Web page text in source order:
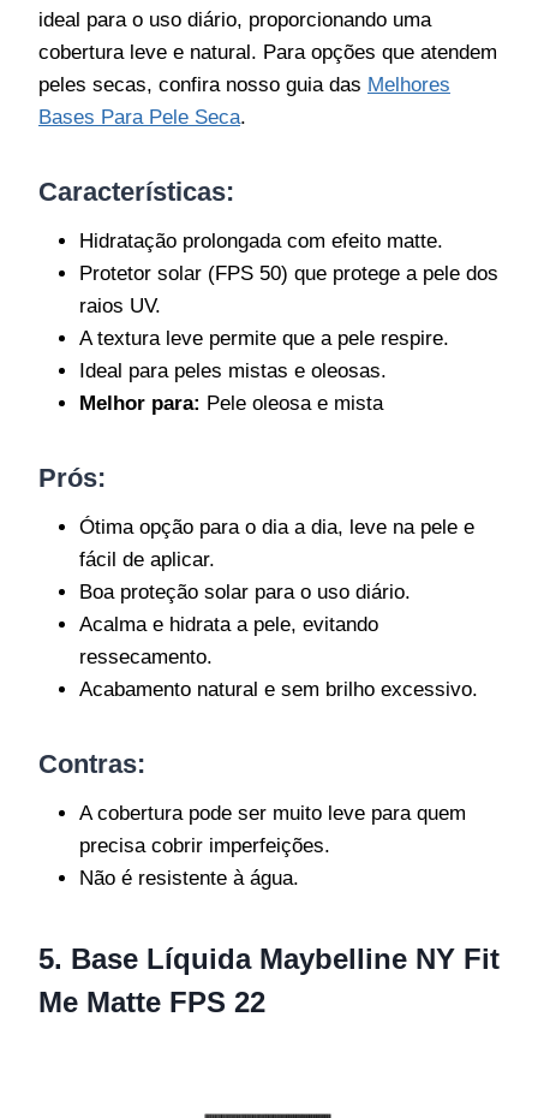
ideal para o uso diário, proporcionando uma
cobertura leve e natural. Para opções que atendem
peles secas, confira nosso guia das Melhores
Bases Para Pele Seca.
Características:
Hidratação prolongada com efeito matte.
Protetor solar (FPS 50) que protege a pele dos
raios UV.
A textura leve permite que a pele respire.
Ideal para peles mistas e oleosas.
Melhor para: Pele oleosa e mista
Prós:
Ótima opção para o dia a dia, leve na pele e
fácil de aplicar.
Boa proteção solar para o uso diário.
Acalma e hidrata a pele, evitando
ressecamento.
Acabamento natural e sem brilho excessivo.
Contras:
A cobertura pode ser muito leve para quem
precisa cobrir imperfeições.
Não é resistente à água.
5. Base Líquida Maybelline NY Fit
Me Matte FPS 22